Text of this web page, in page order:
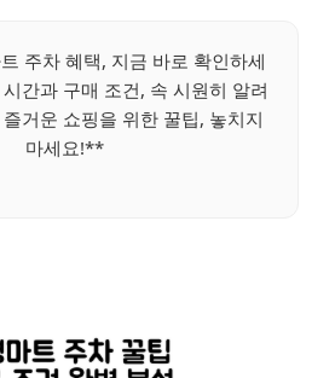
주차 혜택, 지금 바로 확인하세
간과 구매 조건, 속 시원히 알려
거운 쇼핑을 위한 꿀팁, 놓치지
마세요!**